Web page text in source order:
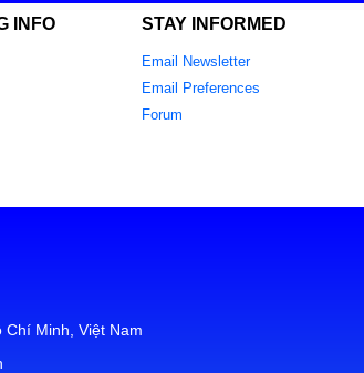
INFO STAY INFORMED
Email Newsletter
Email Preferences
Forum
Minh, Việt Nam